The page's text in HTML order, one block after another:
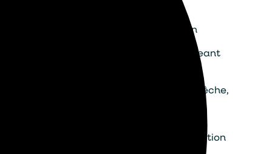
d’eau de montagne. La sédimentation
la décomposition aérobie des
plus propre et plus fonctionnel, prolongeant
chaque plan d’eau. Dans un étang de pêche,
les nuisances olfactives. Dans une
à neige.
et de proposer des dispositifs d’aération
site.